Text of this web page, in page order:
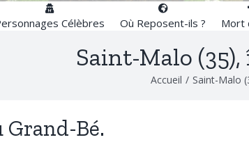
Célèbres Où Reposent-ils ? Mort
Saint-Malo
Accueil / Saint-Malo
Grand-Bé.